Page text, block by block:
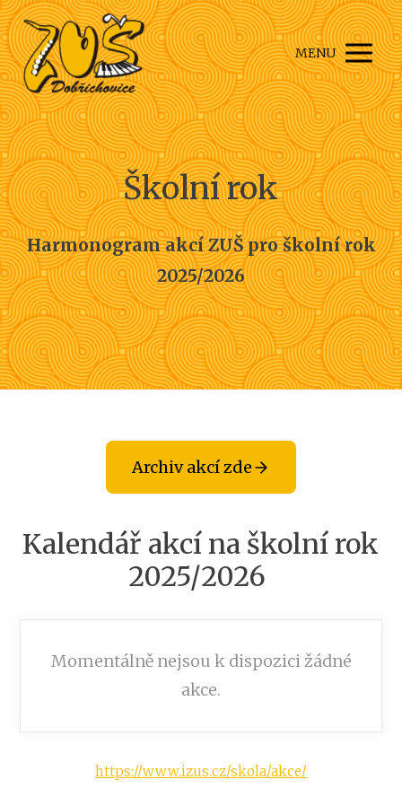
MENU
Školní rok
Harmonogram akcí ZUŠ pro školní rok
2025/2026
Archiv akcí zde
Kalendář akcí na školní rok
2025/2026
Momentálně nejsou k dispozici žádné
akce.
https://www.izus.cz/skola/akce/